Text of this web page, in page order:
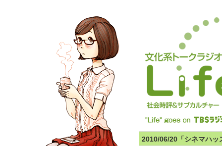
2010/06/20「シネマハッ